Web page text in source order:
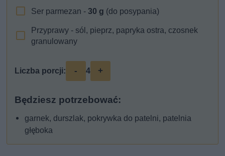
Ser parmezan -30 g (do posypania)
Przyprawy - sól, pieprz, papryka ostra, czosnek
granulowany
Liczba porcji: - 4 +
Będziesz potrzebować:
garnek, durszlak, pokrywka do patelni, patelnia
głęboka